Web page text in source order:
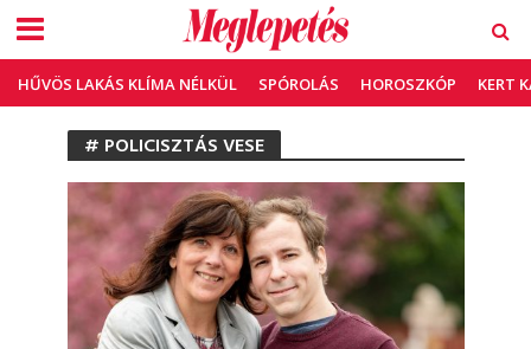
HŰVÖS LAKÁS KLÍMA NÉLKÜL SPÓROLÁS HOROSZKÓP KERT
# POLICISZTÁS VESE